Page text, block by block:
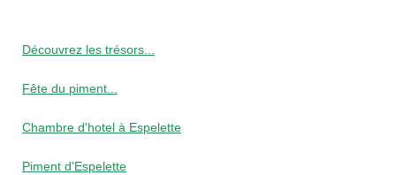
Découvrez les trésors...
Fête du piment...
Chambre d'hotel à Espelette
Piment d'Espelette